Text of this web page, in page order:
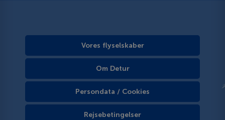
Vores flyselskaber
Om Detur
Persondata / Cookies
Rejsebetingelser